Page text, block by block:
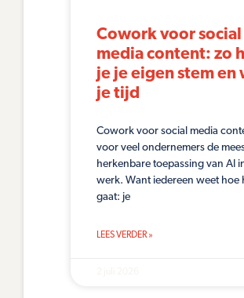
Cowork voor social
media content: zo
je je eigen stem en
je tijd
Cowork voor social media
voor veel ondernemers de
herkenbare toepassing van AI
werk. Want iedereen weet hoe
gaat: je
LEES VERDER »